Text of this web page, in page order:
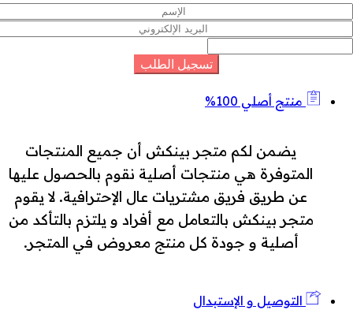
منتج أصلي 100%
يضمن لكم متجر بينكش أن جميع المنتجات
المتوفرة هي منتجات أصلية نقوم بالحصول عليها
عن طريق فريق مشتريات عال الإحترافية. لا يقوم
متجر بينكش بالتعامل مع أفراد و يلتزم بالتأكد من
أصلية و جودة كل منتج معروض في المتجر.
التوصيل و الإستبدال